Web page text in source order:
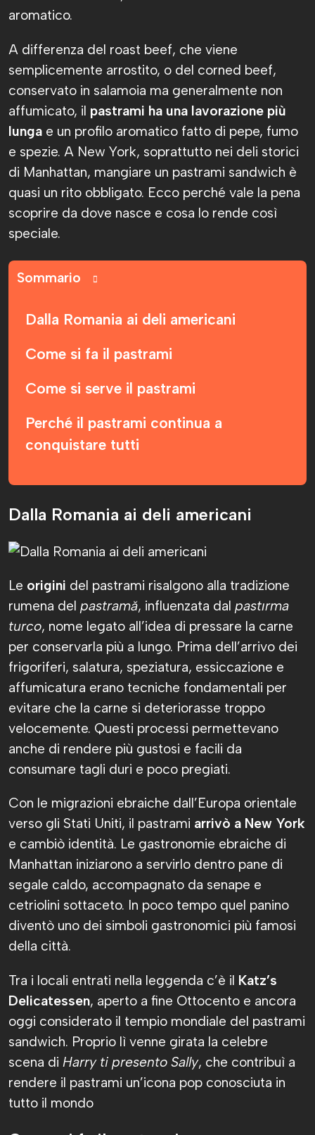
aromatico.
A differenza del roast beef, che viene
semplicemente arrostito, o del corned beef,
conservato in salamoia ma generalmente non
affumicato, il pastrami ha una lavorazione più
lunga e un profilo aromatico fatto di pepe, fumo
e spezie. A New York, soprattutto nei deli storici
di Manhattan, mangiare un pastrami sandwich è
quasi un rito obbligato. Ecco perché vale la pena
scoprire da dove nasce e cosa lo rende così
speciale.
Sommario
Dalla Romania ai deli americani
Come si fa il pastrami
Come si serve il pastrami
Perché il pastrami continua a
conquistare tutti
Dalla Romania ai deli americani
Le origini del pastrami risalgono alla tradizione
rumena del pastramă, influenzata dal pastırma
turco, nome legato all’idea di pressare la carne
per conservarla più a lungo. Prima dell’arrivo dei
frigoriferi, salatura, speziatura, essiccazione e
affumicatura erano tecniche fondamentali per
evitare che la carne si deteriorasse troppo
velocemente. Questi processi permettevano
anche di rendere più gustosi e facili da
consumare tagli duri e poco pregiati.
Con le migrazioni ebraiche dall’Europa orientale
verso gli Stati Uniti, il pastrami arrivò a New York
e cambiò identità. Le gastronomie ebraiche di
Manhattan iniziarono a servirlo dentro pane di
segale caldo, accompagnato da senape e
cetriolini sottaceto. In poco tempo quel panino
diventò uno dei simboli gastronomici più famosi
della città.
Tra i locali entrati nella leggenda c’è il Katz’s
Delicatessen, aperto a fine Ottocento e ancora
oggi considerato il tempio mondiale del pastrami
sandwich. Proprio lì venne girata la celebre
scena di Harry ti presento Sally, che contribuì a
rendere il pastrami un’icona pop conosciuta in
tutto il mondo